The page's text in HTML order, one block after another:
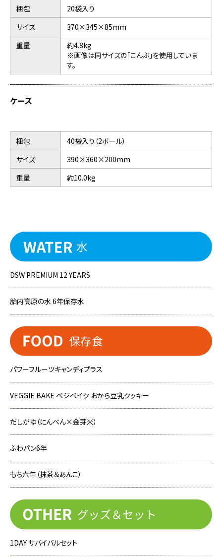
DSW PREMIUM 12 YEARS
胎内高原の水 6年保存水
パワーフルーツキャンディプラス
VEGGIE BAKE ベジベイク おから豆乳クッキー
だしがゆ（にんべん×金芽米）
ふわパン6年
もち六年（抹茶＆あんこ）
1DAY サバイバルセット
梱包
20袋入り
サイズ
370×345×85mm
重量
約4.8kg
※画像は同サイズの「こんぶ」を使用していま
す。
ケース
梱包
40袋入り（2ボール）
サイズ
390×360×200mm
重量
約10.0kg